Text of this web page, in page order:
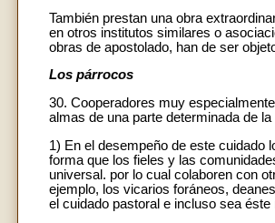
También prestan una obra
en otros institutos similares o
obras de apostolado, han de ser
Los párrocos
30. Cooperadores muy
almas de una parte determinada de
1) En el desempeño de este cuidado
forma que los fieles y las
universal. por lo cual colaboren con
ejemplo, los vicarios foráneos,
el cuidado pastoral e incluso sea éste